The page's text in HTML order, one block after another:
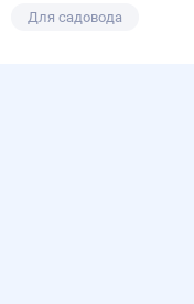
Для садовода